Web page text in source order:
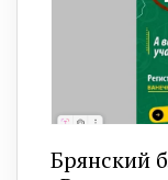
Брянский